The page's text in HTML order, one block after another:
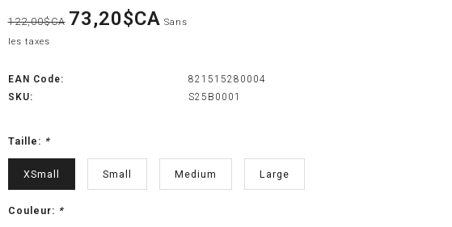
122,00$CA 73,20$CA Sans
les taxes
EAN Code:
821515280004
SKU:
S25B0001
Taille: *
XSmall Small Medium Large
Couleur: *